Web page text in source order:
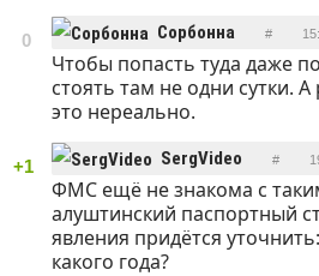
0 Сорбонна #
Чтобы попасть туда даже
стоять там не одни сутки.
это нереально.
+1 SergVideo #
ФМС ещё не знакома с
алуштинский паспортный
явления придётся
какого года?